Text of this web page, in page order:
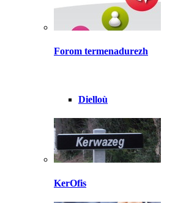
Forom termenadurezh
Dielloù
KerOfis